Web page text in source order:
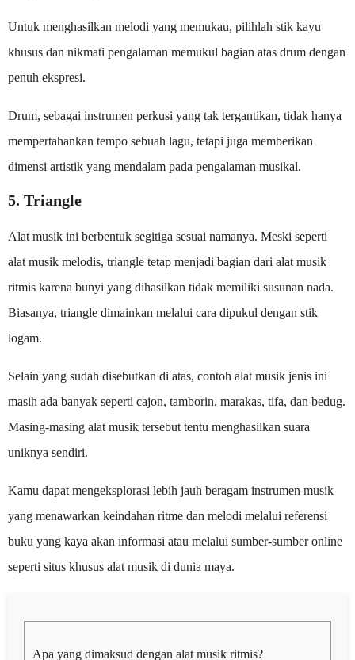
Untuk menghasilkan melodi yang memukau, pilihlah stik kayu
khusus dan nikmati pengalaman memukul bagian atas drum dengan
penuh ekspresi.
Drum, sebagai instrumen perkusi yang tak tergantikan, tidak hanya
mempertahankan tempo sebuah lagu, tetapi juga memberikan
dimensi artistik yang mendalam pada pengalaman musikal.
5. Triangle
Alat musik ini berbentuk segitiga sesuai namanya. Meski seperti
alat musik melodis, triangle tetap menjadi bagian dari alat musik
ritmis karena bunyi yang dihasilkan tidak memiliki susunan nada.
Biasanya, triangle dimainkan melalui cara dipukul dengan stik
logam.
Selain yang sudah disebutkan di atas, contoh alat musik jenis ini
masih ada banyak seperti cajon, tamborin, marakas, tifa, dan bedug.
Masing-masing alat musik tersebut tentu menghasilkan suara
uniknya sendiri.
Kamu dapat mengeksplorasi lebih jauh beragam instrumen musik
yang menawarkan keindahan ritme dan melodi melalui referensi
buku yang kaya akan informasi atau melalui sumber-sumber online
seperti situs khusus alat musik di dunia maya.
Apa yang dimaksud dengan alat musik ritmis?